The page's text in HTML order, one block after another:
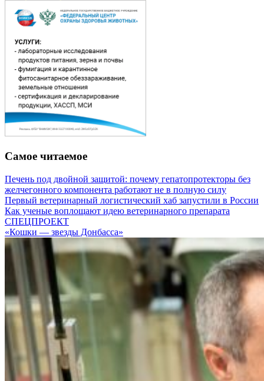
Самое читаемое
Печень под двойной защитой: почему гепатопротекторы без
желчегонного компонента работают не в полную силу
Первый ветеринарный логистический хаб запустили в России
Как ученые воплощают идею ветеринарного препарата
СПЕЦПРОЕКТ
«Кошки — звезды Донбасса»